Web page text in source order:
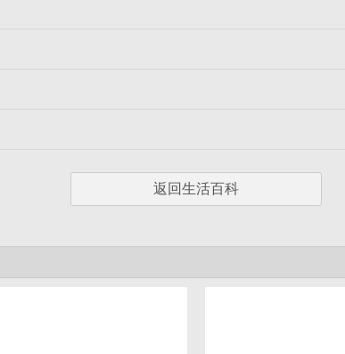
返回生活百科